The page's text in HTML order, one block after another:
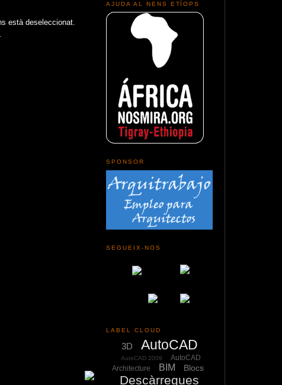
AJUDA AL NENS ETÍOPS
SPONSOR
SEGUEIX-NOS
LABEL CLOUD
3D AutoCAD
AutoCAD 2009
AutoCAD
Architecture
BIM Blocs
Descàrregues
està deseleccionat.